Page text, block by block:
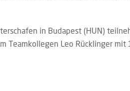
in Budapest (HUN)
Teamkollegen Leo Rücklinger